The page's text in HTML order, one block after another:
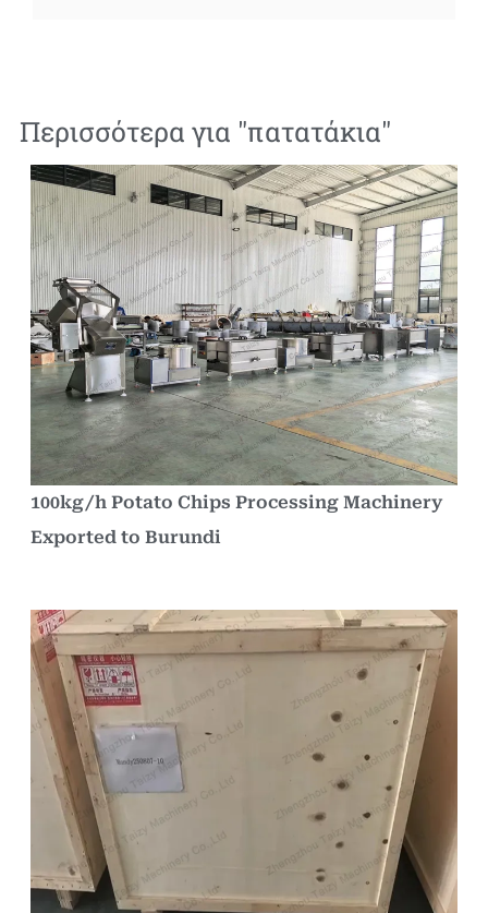
Περισσότερα για "πατατάκια"
100kg/h Potato Chips Processing Machinery
Exported to Burundi